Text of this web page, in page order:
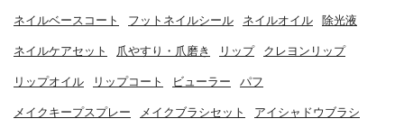
ネイルベースコート フットネイルシール ネイルオイル 除光液
ネイルケアセット 爪やすり・爪磨き リップ クレヨンリップ
リップオイル リップコート ビューラー パフ
メイクキープスプレー メイクブラシセット アイシャドウブラシ